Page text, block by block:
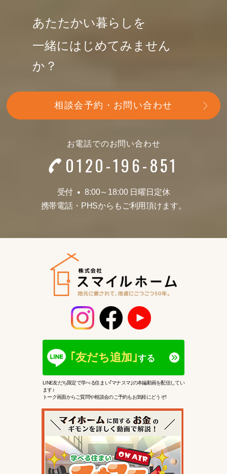
あたたかい暮らしを
一緒にはじめてみません
か？
相談会予約・お問い合わせ
お電話でのお問い合わせ
0120-196-851
受付 ●
8:00～18:00 日曜日定休
携帯電話・ PHSからもご利用頂けます。
｢友だち追加｣する
LINE友だち限定で学べる住まい｢マナスマ｣の本編動画を配信してい
ます♪
トーク画面からご質問や相談会のご予約もお気軽にどうぞ!